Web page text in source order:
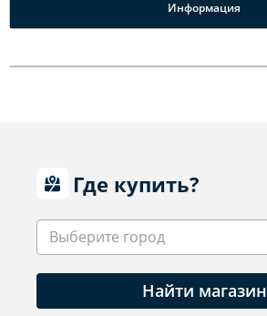
Информация
Где купить?
Выберите город
Найти магазин